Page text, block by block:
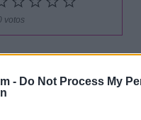
- Do Not Process My
votos
por charlicc